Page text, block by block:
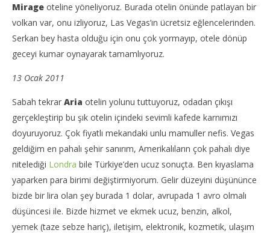
Mirage oteline yöneliyoruz. Burada otelin önünde patlayan bir
volkan var, onu izliyoruz, Las Vegas’ın ücretsiz eğlencelerinden.
Serkan bey hasta olduğu için onu çok yormayıp, otele dönüp
geceyi kumar oynayarak tamamlıyoruz.
13 Ocak 2011
Sabah tekrar Aria otelin yolunu tuttuyoruz, odadan çıkışı
gerçekleştirip bu şık otelin içindeki sevimli kafede karnımızı
doyuruyoruz. Çok fiyatlı mekandaki unlu mamuller nefis. Vegas
geldiğim en pahalı şehir sanırım, Amerikalıların çok pahalı diye
nitelediği Londra bile Türkiye’den ucuz sonuçta. Ben kıyaslama
yaparken para birimi değiştirmiyorum. Gelir düzeyini düşününce
bizde bir lira olan şey burada 1 dolar, avrupada 1 avro olmalı
düşüncesi ile. Bizde hizmet ve ekmek ucuz, benzin, alkol,
yemek (taze sebze hariç), iletişim, elektronik, kozmetik, ulaşım